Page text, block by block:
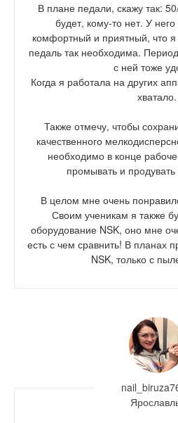
В плане педали, скажу так:
будет, кому-то нет. У
комфортный и приятный, что
педаль так необходима.
с ней тоже
Когда я работала на других
хватало.
Также отмечу, чтобы
качественного
необходимо в конце
промывать и продувать
В целом мне очень
Своим ученикам я также
оборудование NSK, оно мне
есть с чем сравнить! В планах
NSK, только с